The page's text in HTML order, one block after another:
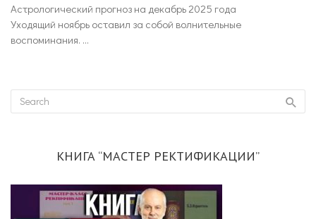
Астрологический прогноз на декабрь 2025 года
Уходящий ноябрь оставил за собой волнительные
воспоминания. ...
КНИГА “МАСТЕР РЕКТИФИКАЦИИ”